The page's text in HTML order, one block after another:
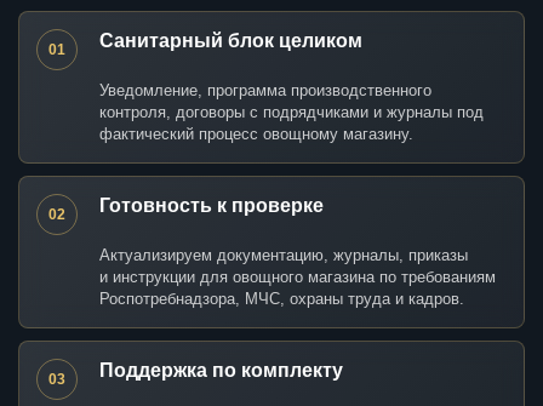
01 Санитарный блок целиком
Уведомление, программа производственного
контроля, договоры с подрядчиками и журналы под
фактический процесс овощному магазину.
02 Готовность к проверке
Актуализируем документацию, журналы, приказы
и инструкции для овощного магазина по требованиям
Роспотребнадзора, МЧС, охраны труда и кадров.
03 Поддержка по комплекту